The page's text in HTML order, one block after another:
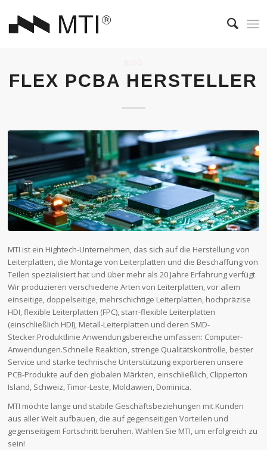
FLEX PCBA HERSTELLER
MTI ist ein Hightech-Unternehmen, das sich auf die Herstellung von
Leiterplatten, die Montage von Leiterplatten und die Beschaffung von
Teilen spezialisiert hat und über mehr als 20 Jahre Erfahrung verfügt.
Wir produzieren verschiedene Arten von Leiterplatten, vor allem
einseitige, doppelseitige, mehrschichtige Leiterplatten, hochpräzise
HDI, flexible Leiterplatten (FPC), starr-flexible Leiterplatten
(einschließlich HDI), Metall-Leiterplatten und deren SMD-
Stecker.Produktlinie Anwendungsbereiche umfassen: Computer-
Anwendungen.Schnelle Reaktion, strenge Qualitätskontrolle, bester
Service und starke technische Unterstützung exportieren unsere
PCB-Produkte auf den globalen Märkten, einschließlich, Clipperton
Island, Schweiz, Timor-Leste, Moldawien, Dominica.
MTI möchte lange und stabile Geschäftsbeziehungen mit Kunden
aus aller Welt aufbauen, die auf gegenseitigen Vorteilen und
gegenseitigem Fortschritt beruhen. Wählen Sie MTI, um erfolgreich zu
sein!